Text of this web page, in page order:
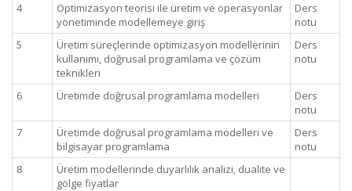
4
Optimizasyon teorisi ile üretim ve operasyonlar
yönetiminde modellemeye giriş
Ders
notu
5
Üretim süreçlerinde optimizasyon modellerinin
kullanımı, doğrusal programlama ve çözüm
teknikleri
Ders
notu
6 Üretimde doğrusal programlama modelleri
Ders
notu
7
Üretimde doğrusal programlama modelleri ve
bilgisayar programlama
Ders
notu
8
Üretim modellerinde duyarlılık analizi, dualite ve
gölge fiyatlar